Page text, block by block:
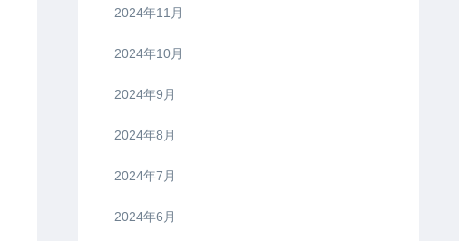
2024年11月
2024年10月
2024年9月
2024年8月
2024年7月
2024年6月